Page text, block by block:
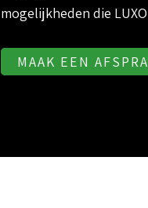
mogelijkheden die
MAAK EEN